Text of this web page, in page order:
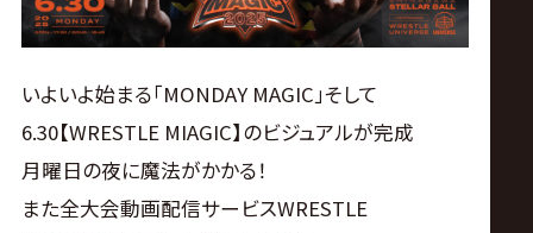
ン
グ・
ノ
いよいよ始まる「MONDAY MAGIC」そして
6.30【WRESTLE MIAGIC】のビジュアルが完成
月曜日の夜に魔法がかかる！
また全大会動画配信サービスWRESTLE